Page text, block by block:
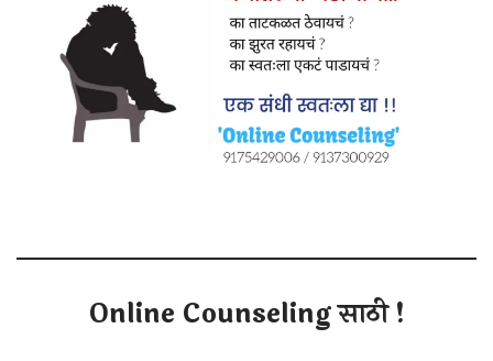
Online Counseling साठी !